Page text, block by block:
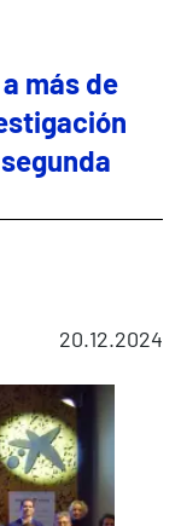
más de
20.12.2024